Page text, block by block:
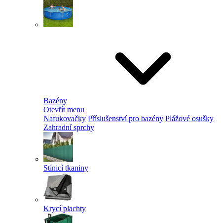
Bazény
Otevřít menu
Nafukovačky Příslušenství pro bazény Plážové osušky
Zahradní sprchy
Stínicí tkaniny
Krycí plachty